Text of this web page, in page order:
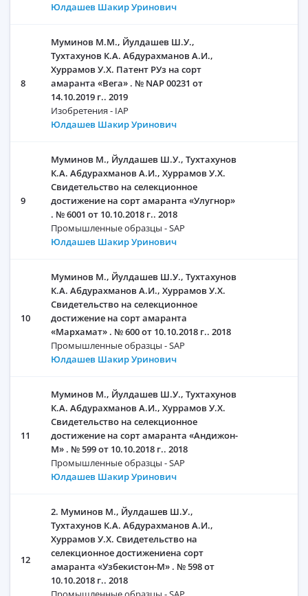
Юлдашев Шакир Уринович
8
Муминов М.М., Йулдашев Ш.У.,
Тухтахунов К.А. Абдурахманов А.И.,
Хуррамов У.Х. Патент РУз на сорт
амаранта «Вега» . № NAP 00231 от
14.10.2019 г.. 2019
Изобретения - IAP
Юлдашев Шакир Уринович
9
Муминов М., Йулдашев Ш.У., Тухтахунов
К.А. Абдурахманов А.И., Хуррамов У.Х.
Свидетельство на селекционное
достижение на сорт амаранта «Улугнор»
. № 6001 от 10.10.2018 г.. 2018
Промышленные образцы - SAP
Юлдашев Шакир Уринович
10
Муминов М., Йулдашев Ш.У., Тухтахунов
К.А. Абдурахманов А.И., Хуррамов У.Х.
Свидетельство на селекционное
достижение на сорт амаранта
«Мархамат» . № 600 от 10.10.2018 г.. 2018
Промышленные образцы - SAP
Юлдашев Шакир Уринович
11
Муминов М., Йулдашев Ш.У., Тухтахунов
К.А. Абдурахманов А.И., Хуррамов У.Х.
Свидетельство на селекционное
достижение на сорт амаранта «Андижон-
М» . № 599 от 10.10.2018 г.. 2018
Промышленные образцы - SAP
Юлдашев Шакир Уринович
12
2. Муминов М., Йулдашев Ш.У.,
Тухтахунов К.А. Абдурахманов А.И.,
Хуррамов У.Х. Свидетельство на
селекционное достижениена сорт
амаранта «Узбекистон-М» . № 598 от
10.10.2018 г.. 2018